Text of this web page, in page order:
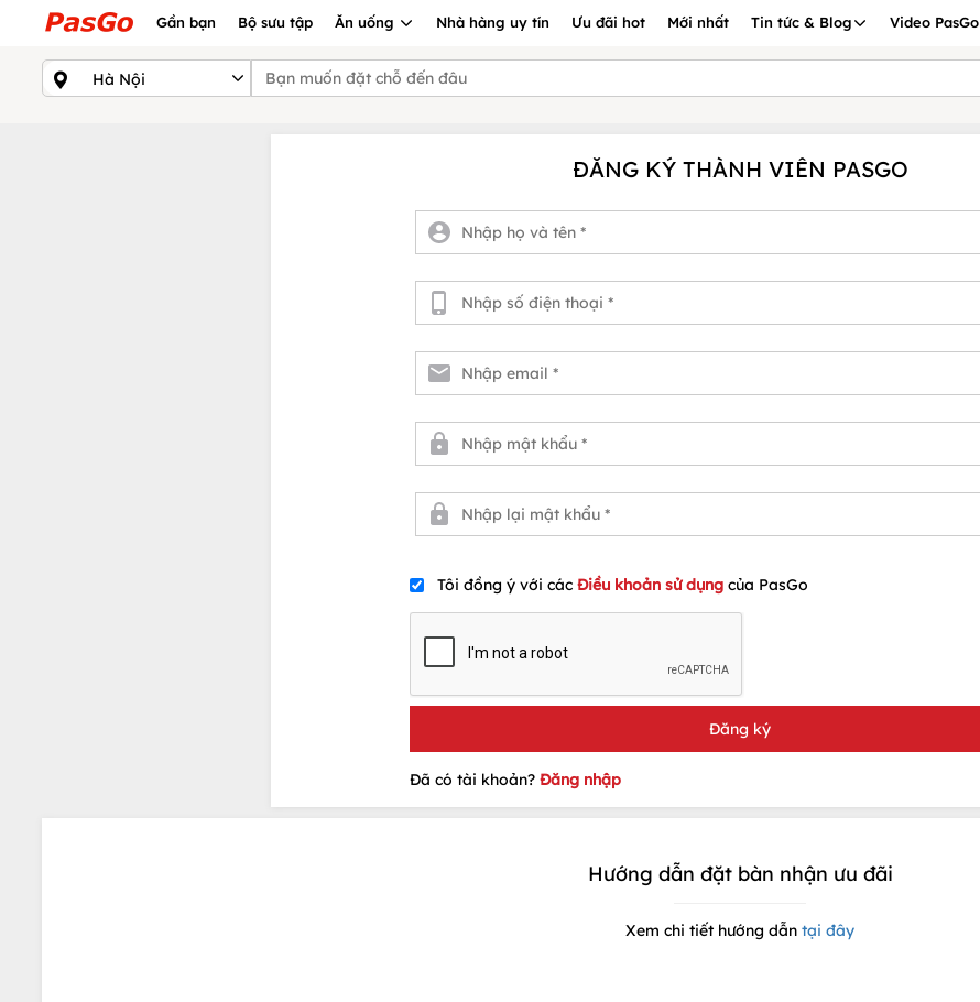
Gần bạn Bộ sưu tập Ăn uống Nhà hàng uy tín Ưu đãi hot Mới nhất Tin tức & Blog Video PasGo
ĐĂNG KÝ THÀNH VIÊN PASGO
Tôi đồng ý với các Điều khoản sử dụng của PasGo
Đã có tài khoản? Đăng nhập
Hướng dẫn đặt bàn nhận ưu đãi
Xem chi tiết hướng dẫn tại đây